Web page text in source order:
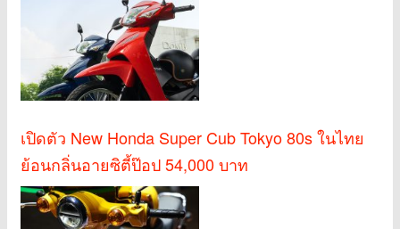
เปิดตัว New Honda Super Cub Tokyo 80s ในไทย
ย้อนกลิ่นอายซิตี้ป๊อป 54,000 บาท